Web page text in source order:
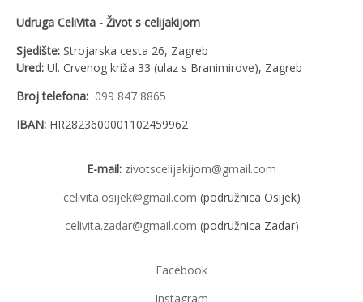
Udruga CeliVita - Život s celijakijom
Sjedište: Strojarska cesta 26, Zagreb
Ured: Ul. Crvenog križa 33 (ulaz s Branimirove), Zagreb
Broj telefona: 099 847 8865
IBAN: HR2823600001102459962
E-mail: zivotscelijakijom@gmail.com
celivita.osijek@gmail.com (podružnica Osijek)
celivita.zadar@gmail.com (podružnica Zadar)
Facebook
Instagram